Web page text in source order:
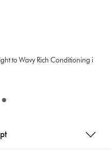
to Wavy Rich Conditioning i